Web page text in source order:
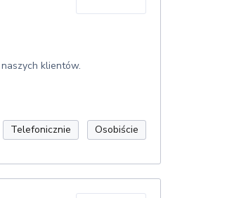
klientów.
Telefonicznie Osobiście